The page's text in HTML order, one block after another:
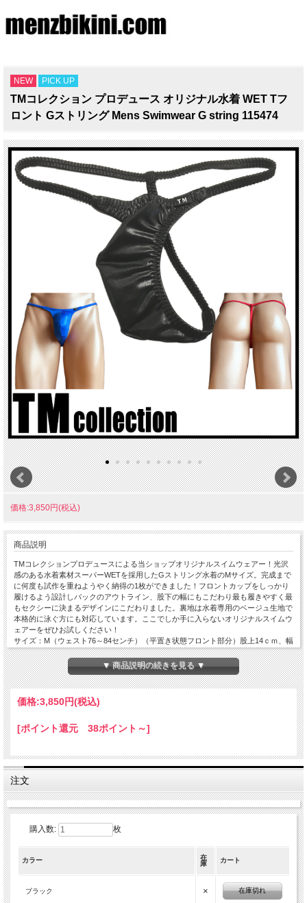
NEW PICK UP
TMコレクション プロデュース オリジナル水着 WET Tフ
ロント Gストリング Mens Swimwear G string 115474
価格:3,850円(税込)
商品説明
TMコレクションプロデュースによる当ショップオリジナルスイムウェアー！光沢
感のある水着素材スーパーWETを採用したGストリング水着のMサイズ。完成まで
に何度も試作を重ねようやく納得の1枚ができました！フロントカップをしっかり
履けるよう設計しバックのアウトライン、股下の幅にもこだわり最も履きやすく最
もセクシーに決まるデザインにこだわりました。裏地は水着専用のベージュ生地で
本格的に泳ぐ方にも対応しています。ここでしか手に入らないオリジナルスイムウ
ェアーをぜひお試しください！
サイズ：M（ウェスト76～84センチ）（平置き状態フロント部分）股上14ｃｍ、幅
9ｃｍ、素材：ポリエステル80% ポリウレタン20%
▼ 商品説明の続きを見る ▼
価格:3,850円(税込)
[ポイント還元 38ポイント～]
注文
購入数: 枚
カラー
在
庫
カート
ブラック × 在庫切れ